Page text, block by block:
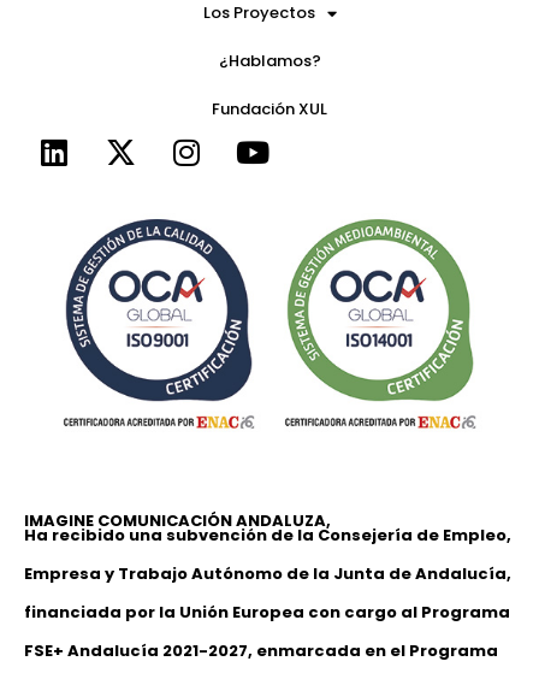
Los Proyectos
¿Hablamos?
Fundación XUL
IMAGINE COMUNICACIÓN ANDALUZA,
Ha recibido una subvención de la Consejería de Empleo,
Empresa y Trabajo Autónomo de la Junta de Andalucía,
financiada por la Unión Europea con cargo al Programa
FSE+ Andalucía 2021-2027, enmarcada en el Programa